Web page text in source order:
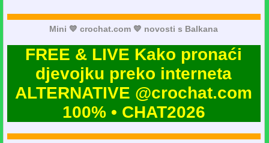
Mini 💙 crochat.com 💙 novosti s Balkana
FREE & LIVE Kako pronaći
djevojku preko interneta
ALTERNATIVE @crochat.com
100% • CHAT2026